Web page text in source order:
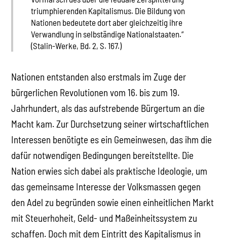
triumphierenden Kapitalismus. Die Bildung von
Nationen bedeutete dort aber gleichzeitig ihre
Verwandlung in selbständige Nationalstaaten.“
(Stalin-Werke, Bd. 2, S. 167.)
Nationen entstanden also erstmals im Zuge der
bürgerlichen Revolutionen vom 16. bis zum 19.
Jahrhundert, als das aufstrebende Bürgertum an die
Macht kam. Zur Durchsetzung seiner wirtschaftlichen
Interessen benötigte es ein Gemeinwesen, das ihm die
dafür notwendigen Bedingungen bereitstellte. Die
Nation erwies sich dabei als praktische Ideologie, um
das gemeinsame Interesse der Volksmassen gegen
den Adel zu begründen sowie einen einheitlichen Markt
mit Steuerhoheit, Geld- und Maßeinheitssystem zu
schaffen. Doch mit dem Eintritt des Kapitalismus in